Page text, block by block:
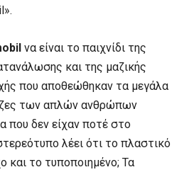
να είναι το παιχνίδι της
και της μαζικής
που αποθεώθηκαν τα μεγάλα
των απλών ανθρώπων
που δεν είχαν ποτέ στο
λέει ότι το πλαστικό
και το τυποποιημένο; Τα